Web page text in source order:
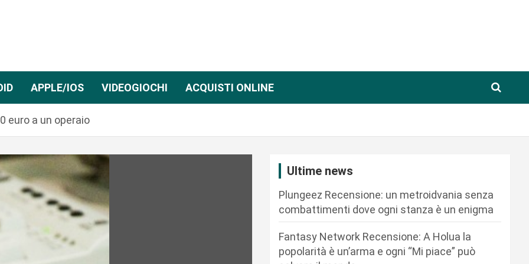
APPLE/IOS VIDEOGIOCHI ACQUISTI ONLINE
euro a un operaio
Ultime news
Plungeez Recensione: un metroidvania senza
combattimenti dove ogni stanza è un enigma
Fantasy Network Recensione: A Holua la
popolarità è un’arma e ogni “Mi piace” può